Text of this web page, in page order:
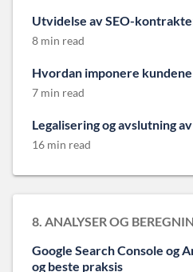
Utvidelse av SEO-
8 min read
Hvordan imponere
7 min read
Legalisering og avslutning
16 min read
8. ANALYSER OG
Google Search Console og
og beste praksis